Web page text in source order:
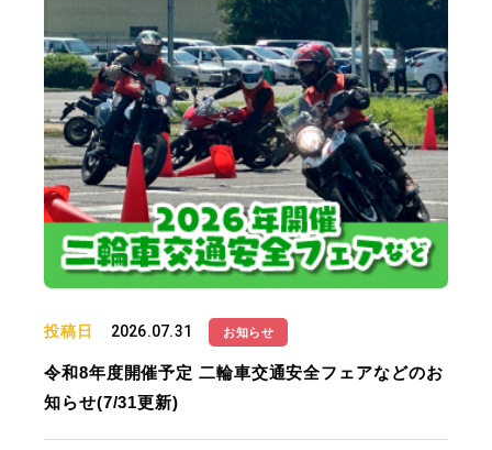
投稿日 2026.07.31 お知らせ
令和8年度開催予定 二輪車交通安全フェアなどのお
知らせ(7/31更新)